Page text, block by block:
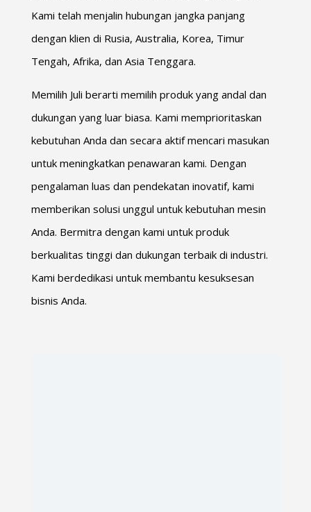
Kami telah menjalin hubungan jangka panjang
dengan klien di Rusia, Australia, Korea, Timur
Tengah, Afrika, dan Asia Tenggara.
Memilih Juli berarti memilih produk yang andal dan
dukungan yang luar biasa. Kami memprioritaskan
kebutuhan Anda dan secara aktif mencari masukan
untuk meningkatkan penawaran kami. Dengan
pengalaman luas dan pendekatan inovatif, kami
memberikan solusi unggul untuk kebutuhan mesin
Anda. Bermitra dengan kami untuk produk
berkualitas tinggi dan dukungan terbaik di industri.
Kami berdedikasi untuk membantu kesuksesan
bisnis Anda.